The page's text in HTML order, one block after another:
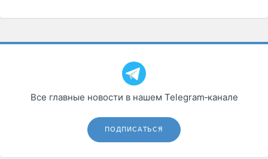
Все главные новости в нашем Telegram‑канале
ПОДПИСАТЬСЯ